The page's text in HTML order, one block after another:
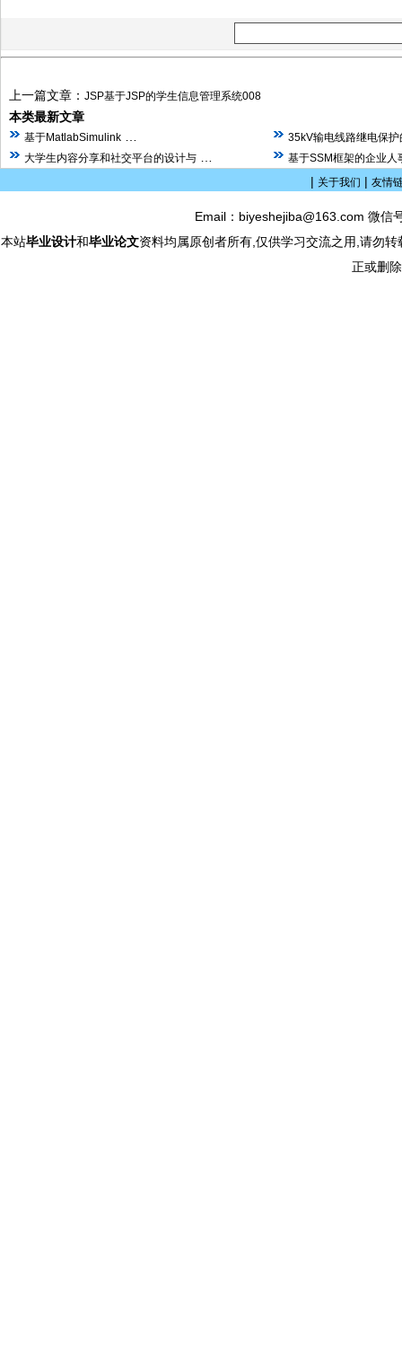
上一篇文章： JSP基于JSP的学生信息管理系统008
本类最新文章
基于MatlabSimulink
35kV输电线路继电保
大学生内容分享和社交平台的设计与
基于SSM框架的企业人
| 关于我们 | 友情
Email：biyeshejiba@163.com 微
本站毕业设计和毕业论文资料均属原创者所有,仅供学习交流之用,请勿
正或删